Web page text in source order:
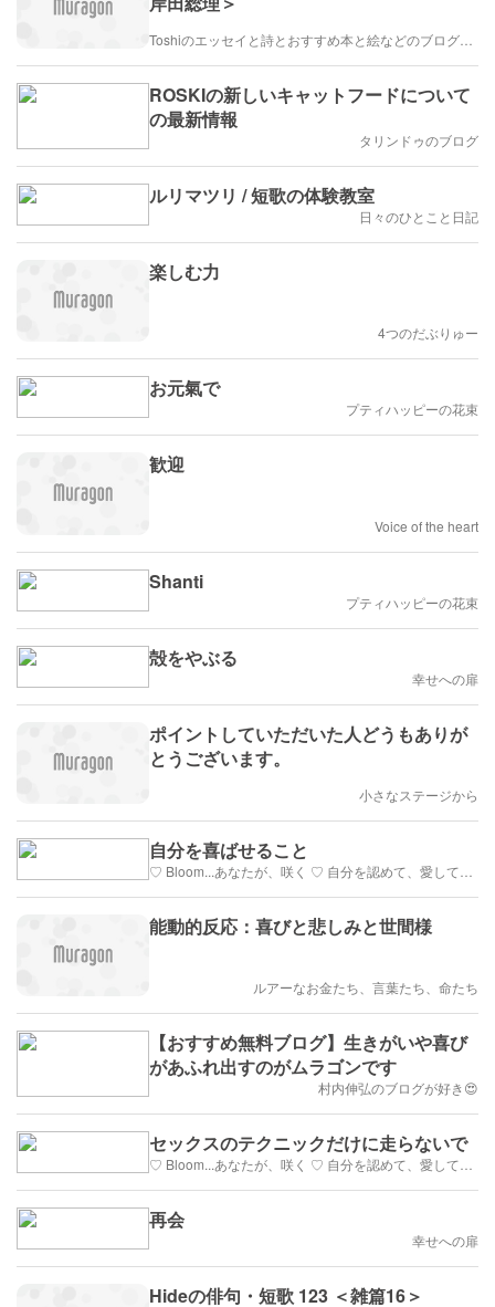
ROSKIの新しいキャットフードについて
の最新情報
タリンドゥのブログ
ルリマツリ / 短歌の体験教室
日々のひとこと日記
楽しむ力
4つのだぶりゅー
お元氣で
プティハッピーの花束
歓迎
Voice of the heart
Shanti
プティハッピーの花束
殻をやぶる
幸せへの扉
ポイントしていただいた人どうもありが
とうございます。
小さなステージから
自分を喜ばせること
能動的反応：喜びと悲しみと世間様
ルアーなお金たち、言葉たち、命たち
【おすすめ無料ブログ】生きがいや喜び
があふれ出すのがムラゴンです
村内伸弘のブログが好き😍
セックスのテクニックだけに走らないで
再会
幸せへの扉
Hideの俳句・短歌 123 ＜雑篇16＞